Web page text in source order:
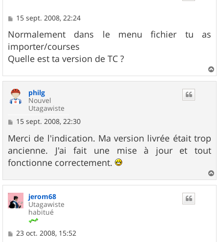
M
s
s
a
g
e
15 sept. 2008, 22:24
Normalement dans le menu fichier tu as
importer/courses
Quelle est ta version de TC ?
a
philg
Nouvel
Utagawiste
M
s
s
a
g
e
15 sept. 2008, 22:30
Merci de l'indication. Ma version livrée était trop
ancienne. J'ai fait une mise à jour et tout
fonctionne correctement.
a
jerom68
Utagawiste
habitué
M
23 oct. 2008, 15:52